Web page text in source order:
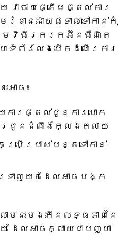
ា​ចាប់ផ្តើម​ផ្តល់​ការ​
ខាន​ដោយ​ផ្ទាល់​ទៅ​កាន់​កុំ
មវិធី​រុករក​អ៊ីនធឺណិត
ទំព័រ​លែង​បើក​ដំណើរការ​
អាច៖
ារផ្តល់ជូនការបោក
រជូនដំណឹងក្លែងក្លាយ
រើប្រាស់បន្តទៅកាន់
រទាញយកដែលអាចបង្ក
នេះបង្កើនលទ្ធភាពនៃ
ដែលអាចក្លាយជាបញ្ហា